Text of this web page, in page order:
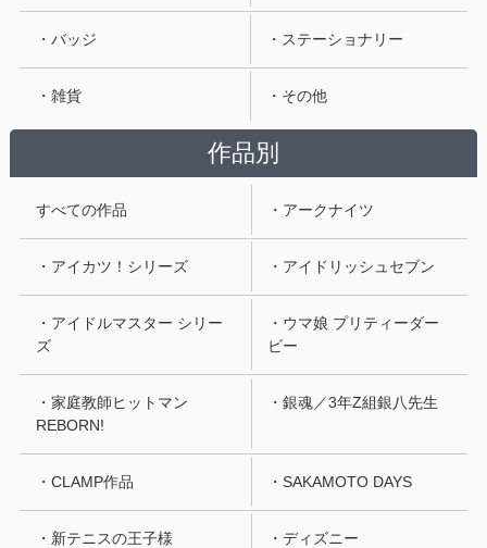
・バッジ ・ステーショナリー
・雑貨 ・その他
作品別
すべての作品 ・アークナイツ
・アイカツ！シリーズ ・アイドリッシュセブン
・アイドルマスター シリー
ズ
・ウマ娘 プリティーダー
ビー
・家庭教師ヒットマン
REBORN!
・銀魂／3年Z組銀八先生
・CLAMP作品 ・SAKAMOTO DAYS
・新テニスの王子様 ・ディズニー